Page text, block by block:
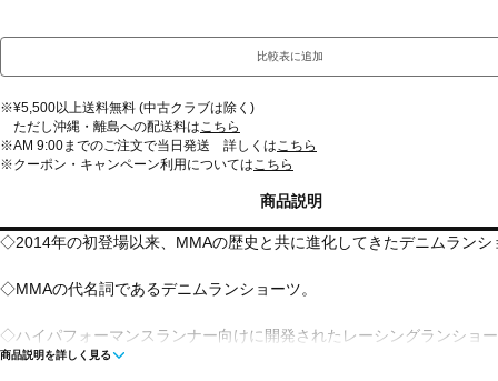
比較表に追加
※¥5,500以上送料無料 (中古クラブは除く)
ただし沖縄・離島への配送料は こちら
※AM 9:00までのご注文で当日発送 詳しくは こちら
※クーポン・キャンペーン利用については こちら
商品説明
◇2014年の初登場以来、MMAの歴史と共に進化してきたデニムラン
◇MMAの代名詞であるデニムランショーツ。
◇ハイパフォーマンスランナー向けに開発されたレーシングランショ
商品説明を詳しく見る